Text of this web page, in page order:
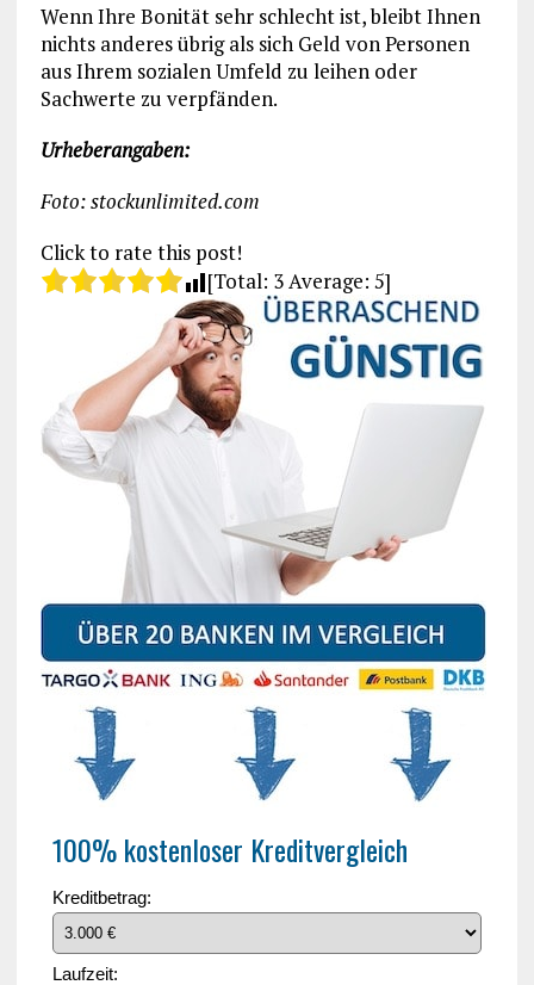
Wenn Ihre Bonität sehr schlecht ist, bleibt Ihnen
nichts anderes übrig als sich Geld von Personen
aus Ihrem sozialen Umfeld zu leihen oder
Sachwerte zu verpfänden.
Urheberangaben:
Foto: stockunlimited.com
Click to rate this post!
[Total: 3Average: 5]
100% kostenloser Kreditvergleich
Kreditbetrag:
Laufzeit: